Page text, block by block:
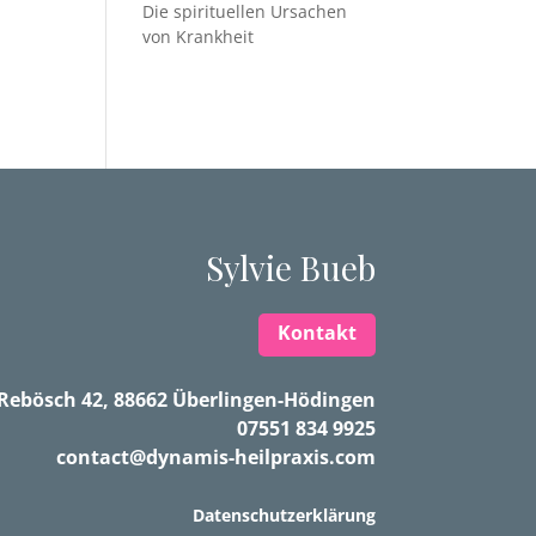
Die spirituellen Ursachen
von Krankheit
Sylvie Bueb
Kontakt
42, 88662 Überlingen-Hödingen
07551 834 9925
contact@dynamis-heilpraxis.com
Datenschutzerklärung